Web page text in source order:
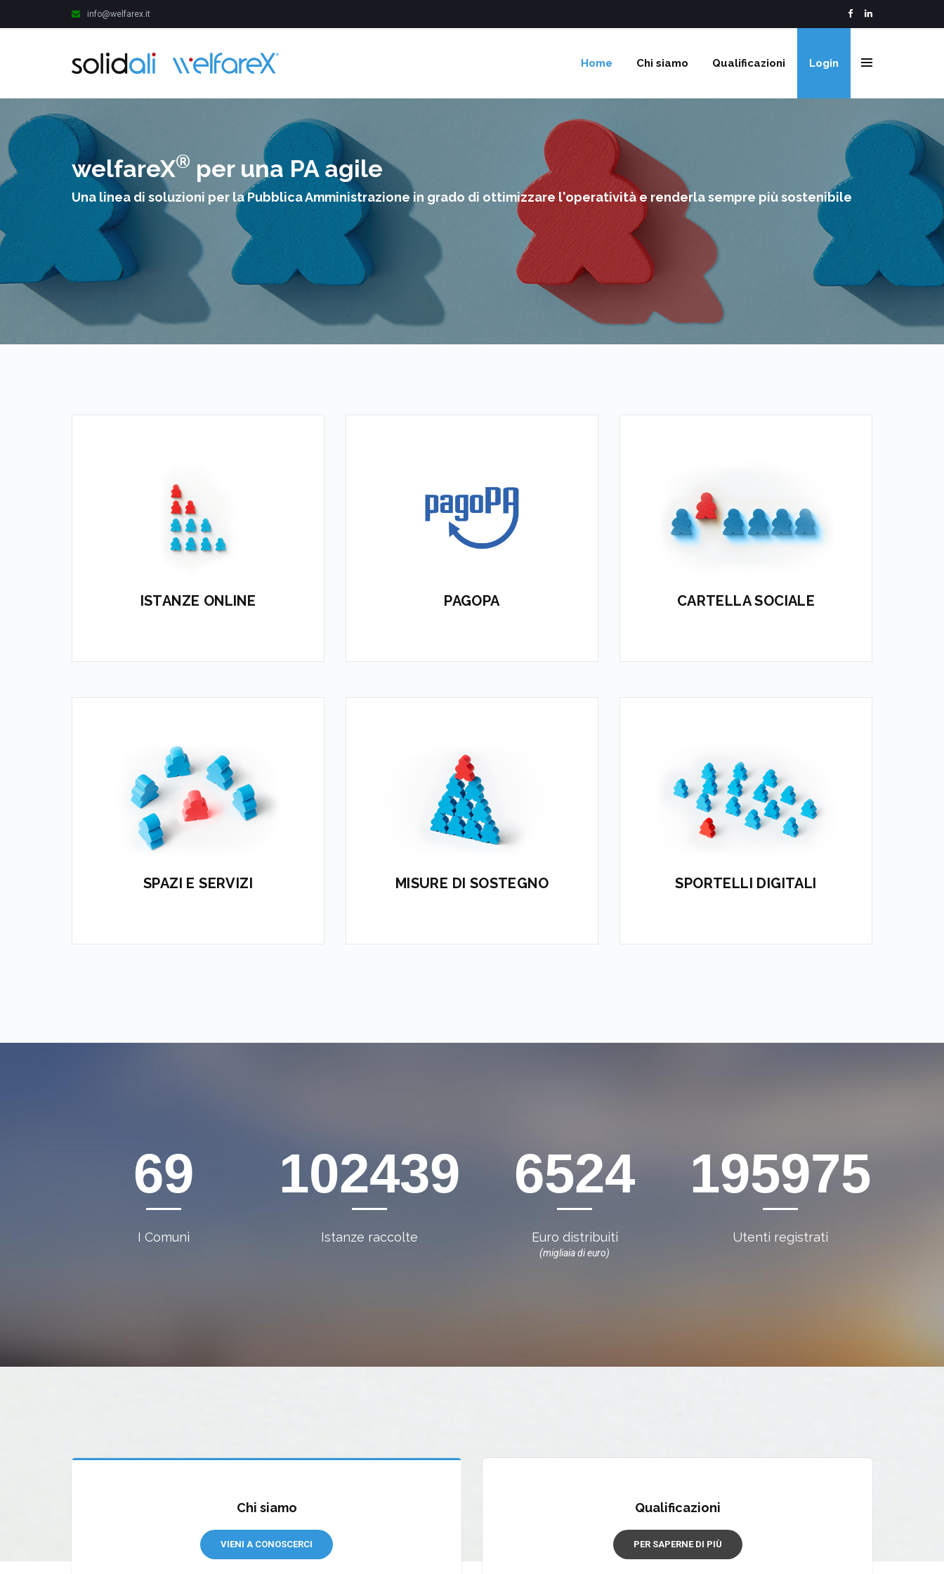
info@welfarex.it
Home Chi siamo Qualificazioni Login
welfareX® per una PA agile
Una linea di soluzioni per la Pubblica Amministrazione in grado di ottimizzare l'operatività e renderla sempre più sostenibile
ISTANZE ONLINE
Il sistema che consente agli Enti di
digitalizzare i flussi di invio delle
domande
APPROFONDISCI PAGOPA
L'integrazione per
effettuare
pagamenti verso la
Pubblica Amministrazione
CARTELLA SOCIALE
Lo strumento digitalizzato
con
accesso alle informazioni per i
Servizi alla Persona
SPAZI E SERVIZI
Il sistema consente di organizzare e
proporre l’offerta di servizi e spazi
MISURE DI SOSTEGNO
Funzionalità specifiche per la
gestione delle misure di sostegno a
favore di cittadini
SPORTELLI DIGITALI
Portali di accesso dove i cittadini
possono trovare informazioni in
maniera aggregata
96
I Comuni
142018
Istanze raccolte
9045
Euro distribuiti
(migliaia di euro)
271693
Utenti registrati
Chi siamo
VIENI A CONOSCERCI
Qualificazioni
PER SAPERNE DI PIÙ